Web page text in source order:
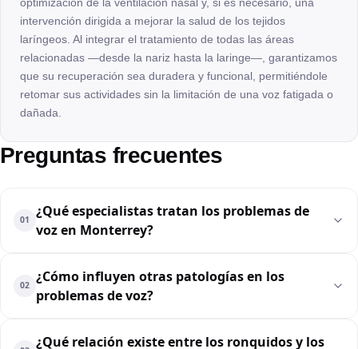
intervención dirigida a mejorar la salud de los tejidos
laríngeos. Al integrar el tratamiento de todas las áreas
relacionadas —desde la nariz hasta la laringe—, garantizamos
que su recuperación sea duradera y funcional, permitiéndole
retomar sus actividades sin la limitación de una voz fatigada o
dañada.
Preguntas frecuentes
01
¿Qué especialistas tratan los problemas de
voz en Monterrey?
02
¿Cómo influyen otras patologías en los
problemas de voz?
¿Qué relación existe entre los ronquidos y los